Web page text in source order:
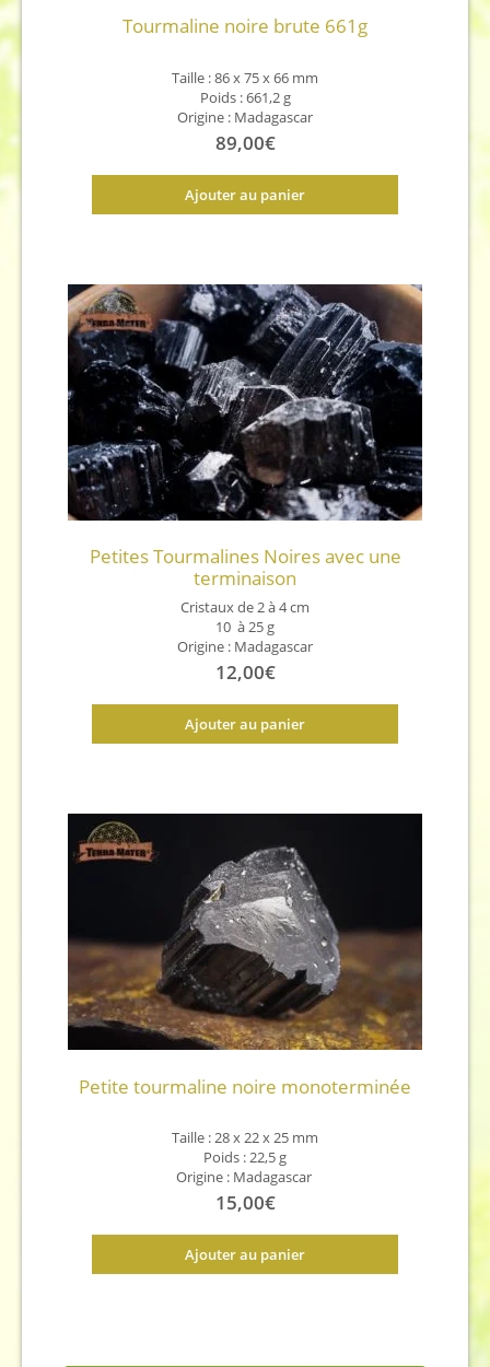
Tourmaline noire brute 661g
Taille :86 x 75 x 66 mm
Poids :661,2g
Origine : Madagascar
89,00€
Ajouter au panier
Petites Tourmalines Noires avec une
terminaison
Cristaux de 2 à 4 cm
10 à 25 g
Origine : Madagascar
12,00€
Ajouter au panier
Petite tourmaline noire monoterminée
Taille :28 x 22 x 25 mm
Poids :22,5 g
Origine : Madagascar
15,00€
Ajouter au panier